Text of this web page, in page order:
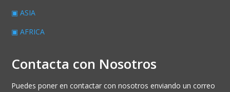
▣ ASIA
▣ AFRICA
Contacta con Nosotros
Puedes poner en contactar con nosotros enviando un correo